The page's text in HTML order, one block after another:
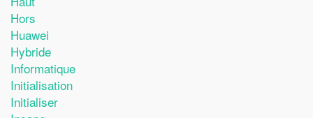
Hors
Huawei
Hybride
Informatique
Initialisation
Initialiser